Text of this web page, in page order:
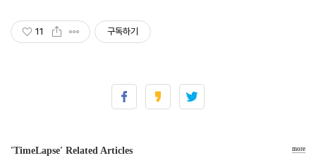
11 구독하기
'TimeLapse' Related Articles more